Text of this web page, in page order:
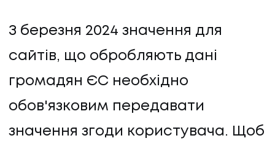
З березня 2024 значення для
сайтів, що обробляють дані
громадян ЄС необхідно
обов'язковим передавати
значення згоди користувача. Щоб